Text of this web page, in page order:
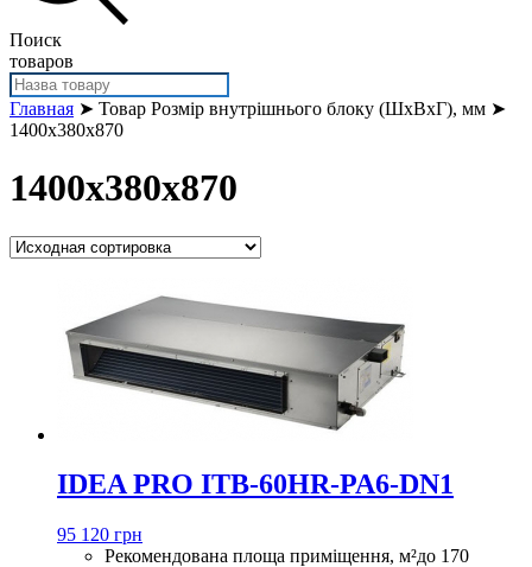
Поиск
товаров
Главная ➤ Товар Розмір внутрішнього блоку (ШхВхГ), мм ➤
1400x380x870
1400x380x870
IDEA PRO ITB-60HR-PA6-DN1
95 120 грн
Рекомендована площа приміщення, м²до 170